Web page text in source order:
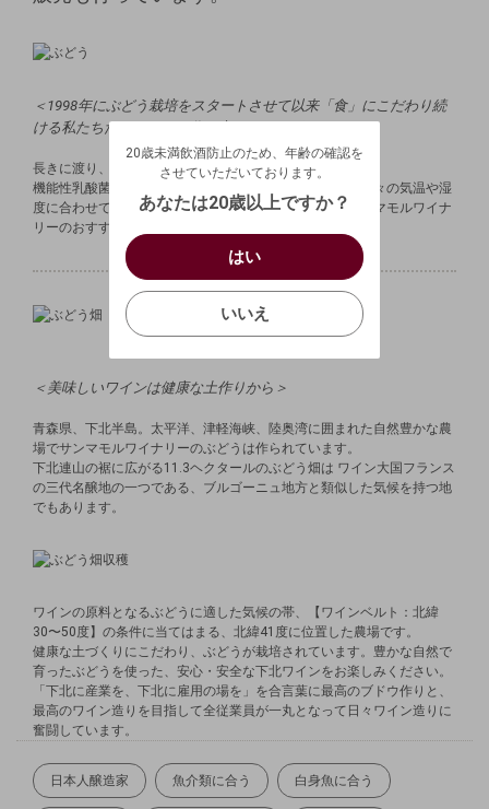
お買い物を続ける カートへ進む
＜1998年にぶどう栽培をスタートさせて以来「食」にこだわり続
ける私たちだからこそ、作り出せるものがあります＞
長きに渡り、様々な受賞歴を持つワイン。
機能性乳酸菌を与えて旨味を引き出した下北牛。また、日々の気温や湿
度に合わせて愛情込めて焼きあげるブレッド。どれもサンマモルワイナ
リーのおすすめの逸品です。
＜美味しいワインは健康な土作りから＞
青森県、下北半島。太平洋、津軽海峡、陸奥湾に囲まれた自然豊かな農
場でサンマモルワイナリーのぶどうは作られています。
下北連山の裾に広がる11.3ヘクタールのぶどう畑は ワイン大国フランス
の三代名醸地の一つである、ブルゴーニュ地方と類似した気候を持つ地
でもあります。
ワインの原料となるぶどうに適した気候の帯、【ワインベルト：北緯
30〜50度】の条件に当てはまる、北緯41度に位置した農場です。
健康な土づくりにこだわり、ぶどうが栽培されています。豊かな自然で
育ったぶどうを使った、安心・安全な下北ワインをお楽しみください。
「下北に産業を、下北に雇用の場を」を合言葉に最高のブドウ作りと、
最高のワイン造りを目指して全従業員が一丸となって日々ワイン造りに
奮闘しています。
日本人醸造家 魚介類に合う 白身魚に合う
20歳未満飲酒防止のため、年齢の確認を
させていただいております。
あなたは20歳以上ですか？
はい
いいえ
20歳未満飲酒防止のため、年齢の確認を
生年月日を入力してください。
西暦
/
確認する
ログアウトします。よろしいですか？